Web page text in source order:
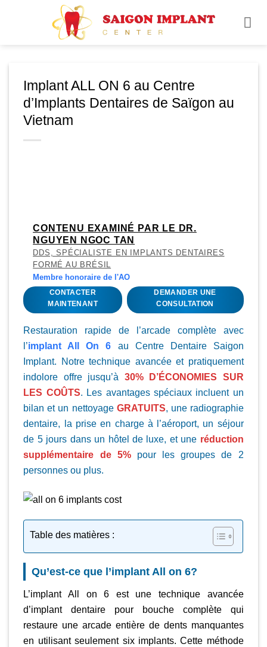
Implant ALL ON 6 au Centre
d’Implants Dentaires de Saïgon au
Vietnam
CONTENU EXAMINÉ PAR LE DR.
NGUYEN NGOC TAN
DDS, SPÉCIALISTE EN IMPLANTS DENTAIRES
FORMÉ AU BRÉSIL
Membre honoraire de l'AO
CONTACTER
MAINTENANT
DEMANDER UNE
CONSULTATION
Restauration rapide de l’arcade complète avec
l’implant All On 6 au Centre Dentaire Saigon
Implant. Notre technique avancée et pratiquement
indolore offre jusqu’à 30% D’ÉCONOMIES SUR
LES COÛTS. Les avantages spéciaux incluent un
bilan et un nettoyage GRATUITS, une radiographie
dentaire, la prise en charge à l’aéroport, un séjour
de 5 jours dans un hôtel de luxe, et une réduction
supplémentaire de 5%pour les groupes de 2
personnes ou plus.
Table des matières :
Qu’est-ce que l’implant All on 6?
L’implant All on 6 est une technique avancée
d’implant dentaire pour bouche complète qui
restaure une arcade entière de dents manquantes
en utilisant seulement six implants. Cette méthode